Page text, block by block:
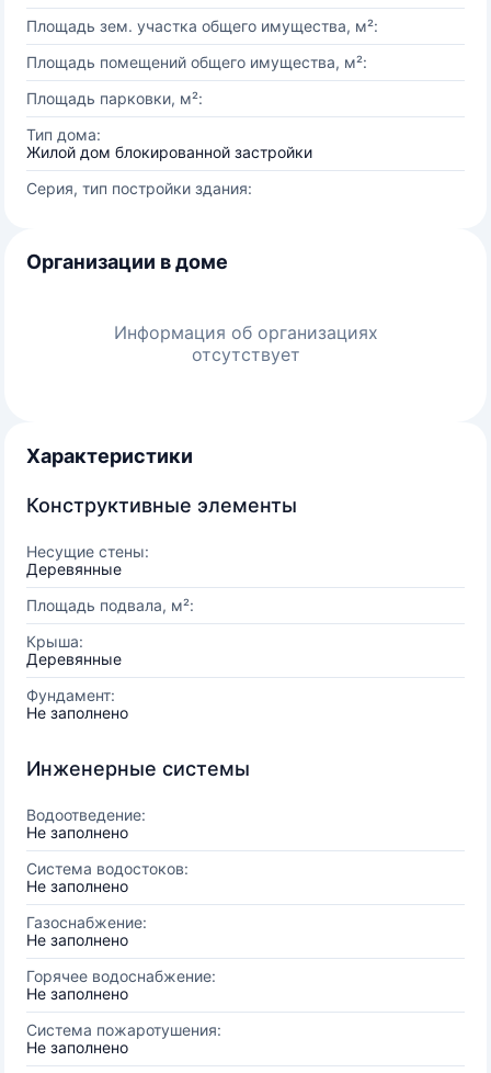
Площадь зем. участка общего имущества, м²:
Площадь помещений общего имущества, м²:
Площадь парковки, м²:
Тип дома:
Жилой дом блокированной застройки
Серия, тип постройки здания:
Организации в доме
Информация об организациях
отсутствует
Характеристики
Конструктивные элементы
Несущие стены:
Деревянные
Площадь подвала, м²:
Крыша:
Деревянные
Фундамент:
Не заполнено
Инженерные системы
Водоотведение:
Не заполнено
Система водостоков:
Не заполнено
Газоснабжение:
Не заполнено
Горячее водоснабжение:
Не заполнено
Система пожаротушения:
Не заполнено